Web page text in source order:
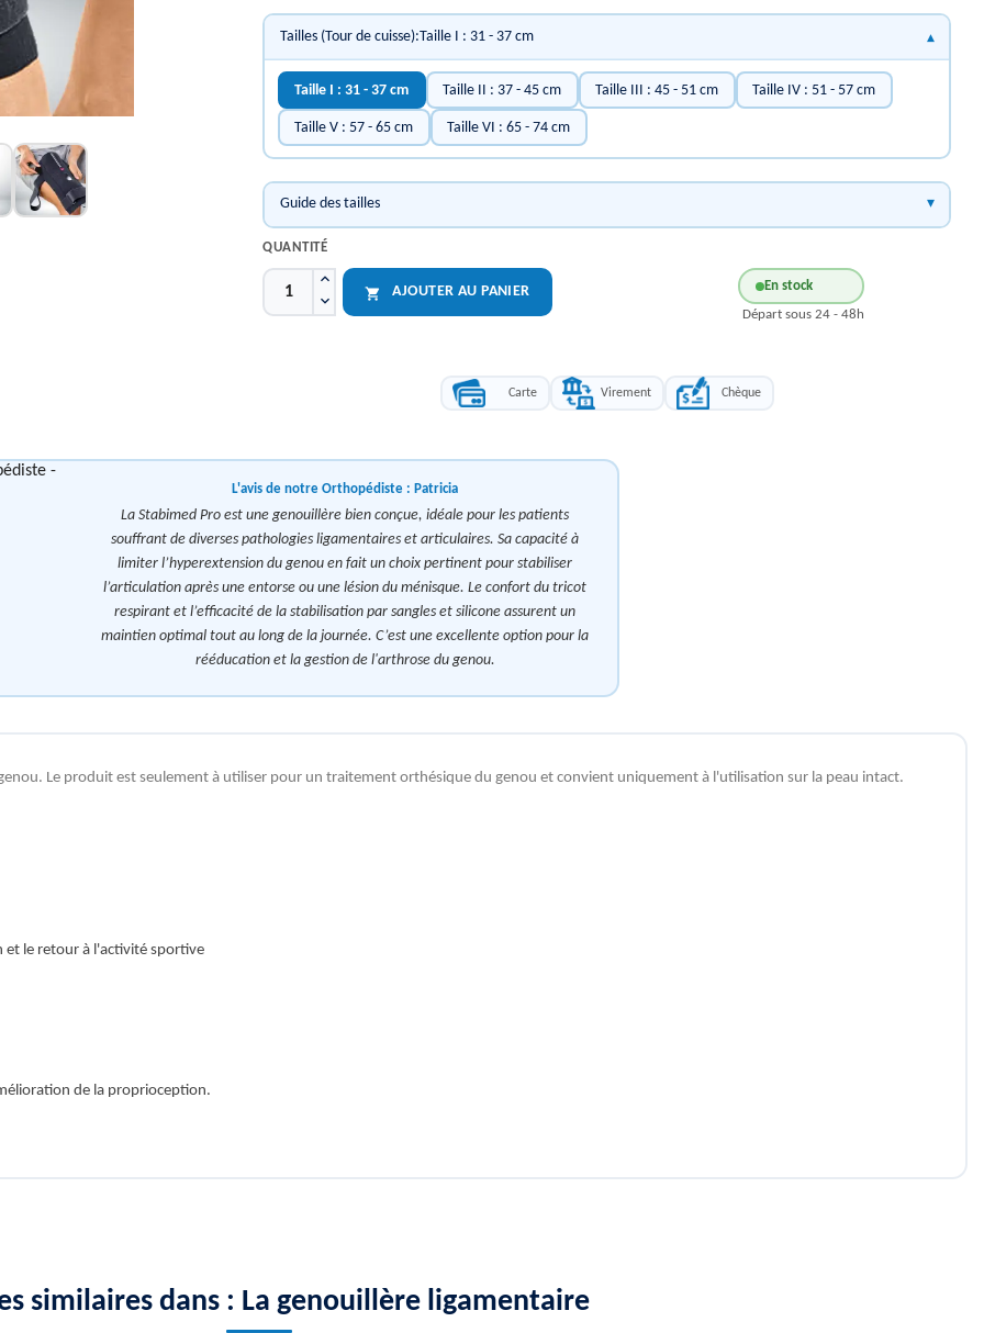
Tailles (Tour de cuisse):Taille I : 31 - 37 cm
Taille I : 31 - 37 cm Taille II : 37 - 45 cm Taille III : 45 - 51 cm Taille IV : 51 - 57 cm
Taille V : 57 - 65 cm Taille VI : 65 - 74 cm
Guide des tailles
QUANTITÉ
 AJOUTER AU PANIER En stock
Départ sous 24 - 48h
Carte Virement Chèque
L'avis de notre Orthopédiste : Patricia
La Stabimed Pro est une genouillère bien conçue, idéale pour les patients
souffrant de diverses pathologies ligamentaires et articulaires. Sa capacité à
limiter l’hyperextension du genou en fait un choix pertinent pour stabiliser
l’articulation après une entorse ou une lésion du ménisque. Le confort du tricot
respirant et l’efficacité de la stabilisation par sangles et silicone assurent un
maintien optimal tout au long de la journée. C’est une excellente option pour la
rééducation et la gestion de l'arthrose du genou.
Le produit est seulement à utiliser pour un traitement orthésique du genou et convient uniquement à l'utilisation sur la peau intact.
et le retour à l'activité sportive
de la proprioception.
similaires dans : La genouillère ligamentaire